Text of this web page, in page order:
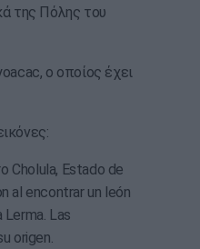
της Πόλης του
ο οποίος έχει
Cholula, Estado de
al encontrar un león
Lerma. Las
origen.